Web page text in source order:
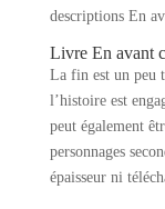
descriptions En
Livre En avant
La fin est un peu
l’histoire est
peut également
personnages
épaisseur ni